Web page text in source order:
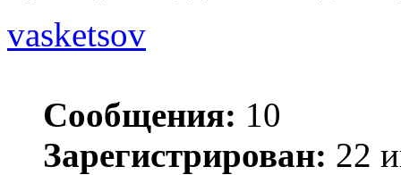
vasketsov
Сообщения: 10
Зарегистрирован: 22